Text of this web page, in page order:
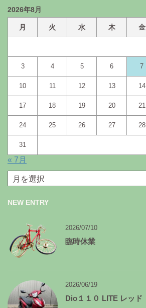
2026年8月
月 火 水 木 金
3 4 5 6 7
10 11 12 13 14
17 18 19 20 21
24 25 26 27 28
31
« 7月
月
別
ー
ブ
NEW ENTRY
2026/07/10
臨時休業
2026/06/19
Dio１１０ LITE レッド